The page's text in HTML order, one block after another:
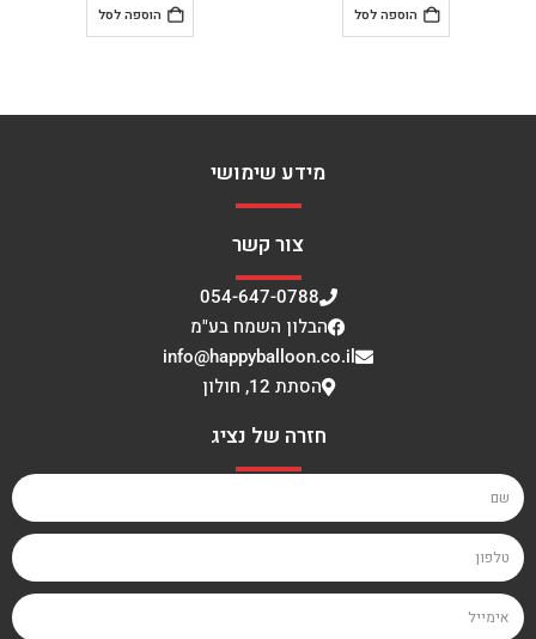
הוספה לסל הוספה לסל
מידע שימושי
צור קשר
054-647-0788
הבלון השמח בע"מ
info@happyballoon.co.il
הסתת 12, חולון
חזרה של נציג